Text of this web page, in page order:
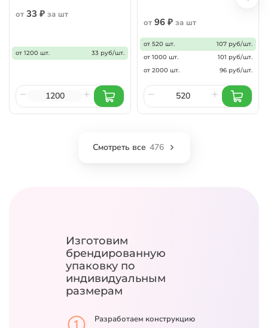
от 33 ₽ за шт
от 1200 шт. 33 руб/шт.
от 96 ₽ за шт
от 520 шт.
107 руб/шт.
от 1000 шт.
101 руб/шт.
от 2000 шт.
96 руб/шт.
Смотреть все 476
Изготовим
брендированную
упаковку по
индивидуальным
размерам
Разработаем конструкцию